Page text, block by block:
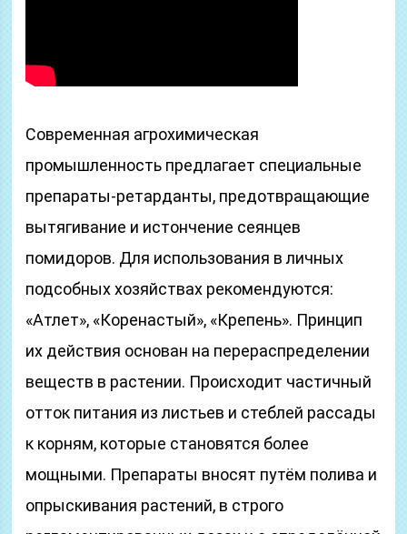
Современная агрохимическая
промышленность предлагает специальные
препараты-ретарданты, предотвращающие
вытягивание и истончение сеянцев
помидоров. Для использования в личных
подсобных хозяйствах рекомендуются:
«Атлет», «Коренастый», «Крепень». Принцип
их действия основан на перераспределении
веществ в растении. Происходит частичный
отток питания из листьев и стеблей рассады
к корням, которые становятся более
мощными. Препараты вносят путём полива и
опрыскивания растений, в строго